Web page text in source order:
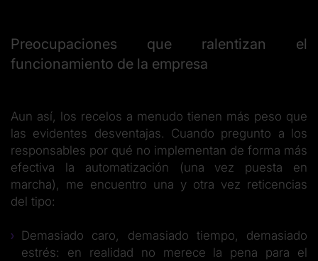
Preocupaciones que ralentizan el
funcionamiento de la empresa
Aun así, los recelos a menudo tienen más peso que
las evidentes desventajas. Cuando pregunto a los
responsables por qué no implementan de forma más
efectiva la automatización (una vez puesta en
marcha), me encuentro una y otra vez reticencias
del tipo:
Demasiado caro, demasiado tiempo, demasiado
estrés: en realidad no merece la pena para el